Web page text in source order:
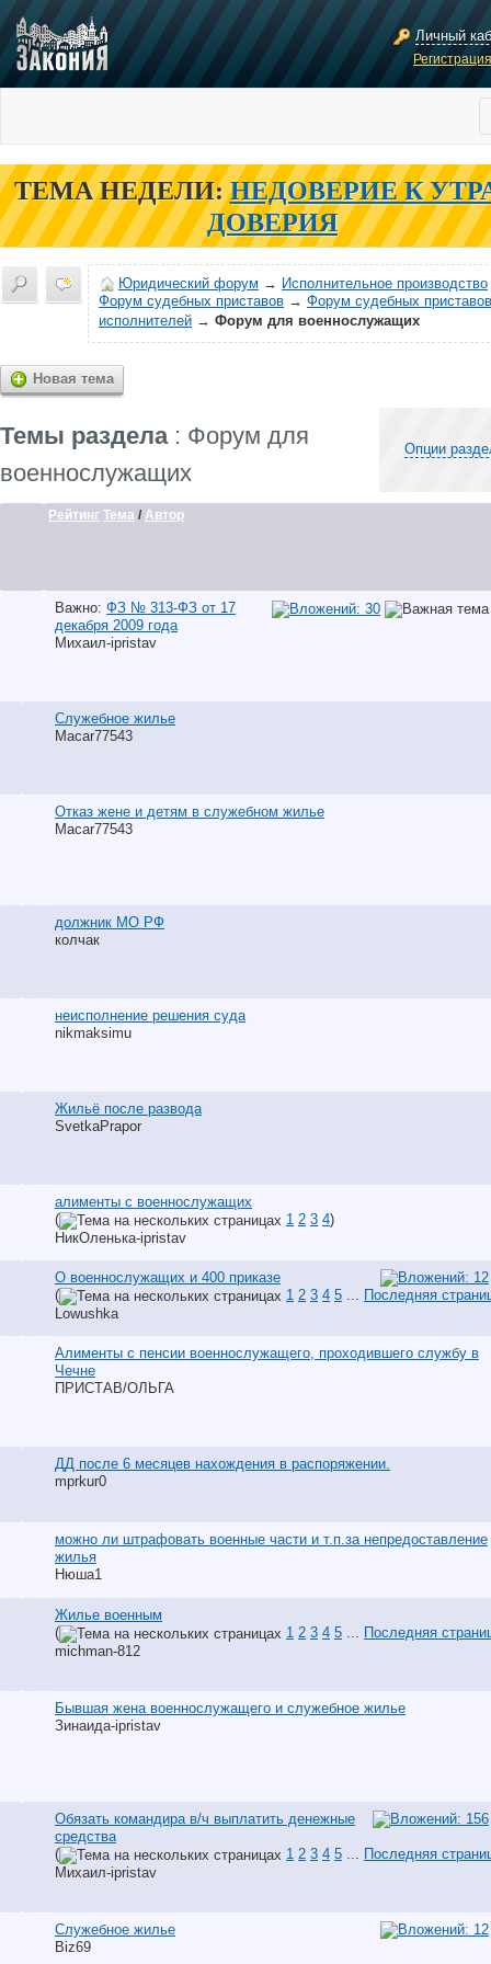
Личный
ТЕМА НЕДЕЛИ: НЕДОВЕРИЕ К
ДОВЕРИЯ
Юридический форум → Исполнительное производство
Форум судебных приставов → Форум судебных
исполнителей → Форум для военнослужащих
Новая тема
Темы раздела: Форум для
военнослужащих
Опции
Рейтинг Тема / Автор
Важно: ФЗ № 313-ФЗ от 17
декабря 2009 года
Михаил-ipristav
Служебное жилье
Macar77543
Отказ жене и детям в служебном жилье
Macar77543
должник МО РФ
колчак
неисполнение решения суда
nikmaksimu
Жильё после развода
SvetkaPrapor
алименты с военнослужащих
(
1 2 3 4)
НикОленька-ipristav
О военнослужащих и 400 приказе
(
1 2 3 4 5 ... Последняя
Lowushka
Алименты с пенсии военнослужащего, проходившего службу в
Чечне
ПРИСТАВ/ОЛЬГА
ДД после 6 месяцев нахождения в распоряжении.
mprkur0
можно ли штрафовать военные части и т.п.за непредоставление
жилья
Нюша1
Жилье военным
(
1 2 3 4 5 ... Последняя
michman-812
Бывшая жена военнослужащего и служебное жилье
Зинаида-ipristav
Обязать командира в/ч выплатить денежные
средства
(
1 2 3 4 5 ... Последняя
Михаил-ipristav
Служебное жилье
Biz69